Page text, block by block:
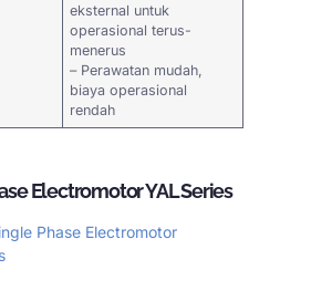
eksternal untuk
operasional terus-
menerus
– Perawatan mudah,
biaya operasional
rendah
Electromotor YAL Series
Phase Electromotor